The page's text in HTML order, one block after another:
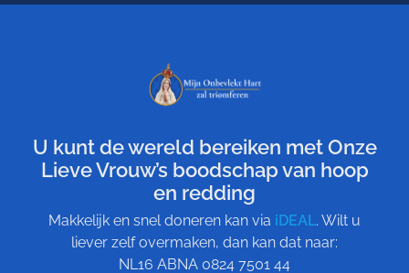
U kunt de wereld bereiken met Onze
Lieve Vrouw’s boodschap van hoop
en redding
Makkelijk en snel doneren kan via iDEAL. Wilt u
liever zelf overmaken, dan kan dat naar:
NL16 ABNA 0824 7501 44